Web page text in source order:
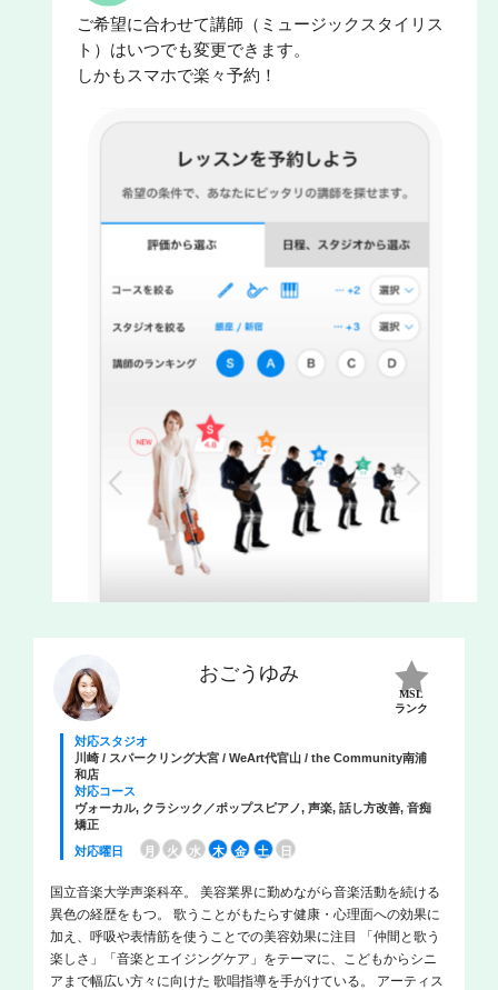
おごうゆみ
MSL
ランク
対応スタジオ
川崎 / スパークリング大宮 / WeArt代官山 / the Community南浦
和店
対応コース
ヴォーカル, クラシック／ポップスピアノ, 声楽, 話し方改善, 音痴
矯正
対応曜日
月 火 水 木 金 土 日
国立音楽大学声楽科卒。 美容業界に勤めながら音楽活動を続ける
異色の経歴をもつ。 歌うことがもたらす健康・心理面への効果に
加え、呼吸や表情筋を使うことでの美容効果に注目 「仲間と歌う
楽しさ」「音楽とエイジングケア」をテーマに、こどもからシニ
アまで幅広い方々に向けた 歌唱指導を手がけている。 アーティス